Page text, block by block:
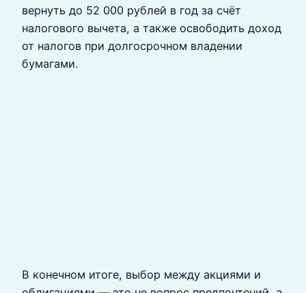
вернуть до 52 000 рублей в год за счёт
налогового вычета, а также освободить доход
от налогов при долгосрочном владении
бумагами.
В конечном итоге, выбор между акциями и